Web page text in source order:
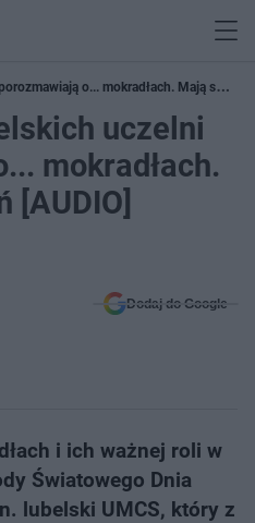
o... mokradłach. Mają swój
uczelni
mokradłach.
[AUDIO]
Dodaj do Google
i ich ważnej roli w
Światowego Dnia
lubelski UMCS, który z